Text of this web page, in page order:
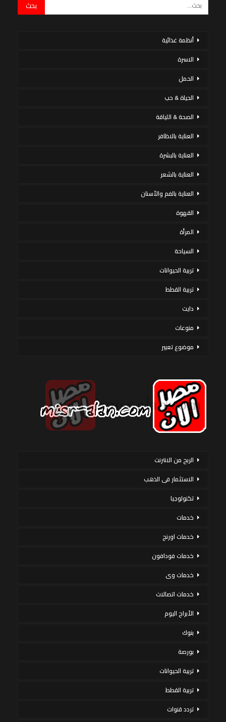
أنظمة غذائية
الاسرة
الحمل
الحياة & حب
الصحة & اللياقة
العناية بالاظافر
العناية بالبشرة
العناية بالشعر
العناية بالفم والأسنان
القهوة
المرأة
السياحة
تربية الحيوانات
تربية القطط
دايت
منوعات
موضوع تعبير
الربح من الانترنت
الاستثمار فى الذهب
تكنولوجيا
خدمات
خدمات اورنج
خدمات فودافون
خدمات وى
خدمات اتصالات
الأبراج اليوم
بنوك
بورصة
تربية الحيوانات
تربية القطط
تردد قنوات